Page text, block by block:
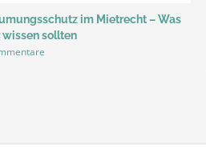
im Mietrecht – Was
wissen sollten